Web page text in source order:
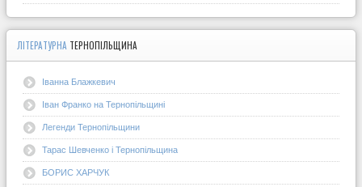
ЛІТЕРАТУРНА ТЕРНОПІЛЬЩИНА
Іванна Блажкевич
Іван Франко на Тернопільщині
Легенди Тернопільщини
Тарас Шевченко і Тернопільщина
БОРИС ХАРЧУК